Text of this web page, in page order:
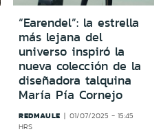
“Earendel”: la estrella
más lejana del
universo inspiró la
nueva colección de la
diseñadora talquina
María Pía Cornejo
REDMAULE
01/07/2025 - 15:45
HRS